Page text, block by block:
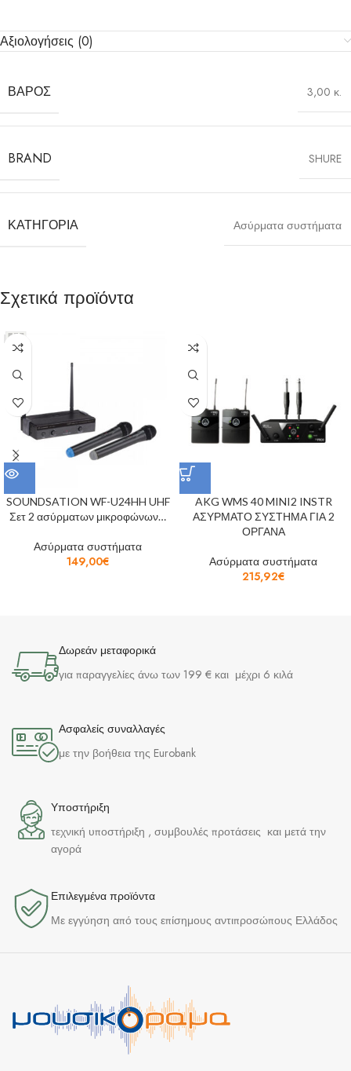
Αξιολογήσεις (0)
ΒΆΡΟΣ 3,00 κ.
BRAND SHURE
ΚΑΤΗΓΟΡΊΑ Ασύρματα συστήματα
Σχετικά προϊόντα
SOUNDSATION WF-U24HH UHF
Σετ 2 ασύρματων μικροφώνων…
Ασύρματα συστήματα
149,00€
AKG WMS 40 MINI2 INSTR
ΑΣΥΡΜΑΤΟ ΣΥΣΤΗΜΑ ΓΙΑ 2
ΟΡΓΑΝΑ
Ασύρματα συστήματα
215,92€
Δωρεάν μεταφορικά
για παραγγελίες άνω των 199 € και μέχρι 6 κιλά
Ασφαλείς συναλλαγές
με την βοήθεια της Eurobank
Υποστήριξη
τεχνική υποστήριξη , συμβουλές προτάσεις και μετά την
αγορά
Επιλεγμένα προϊόντα​
Με εγγύηση από τους επίσημους αντιπροσώπους Ελλάδος